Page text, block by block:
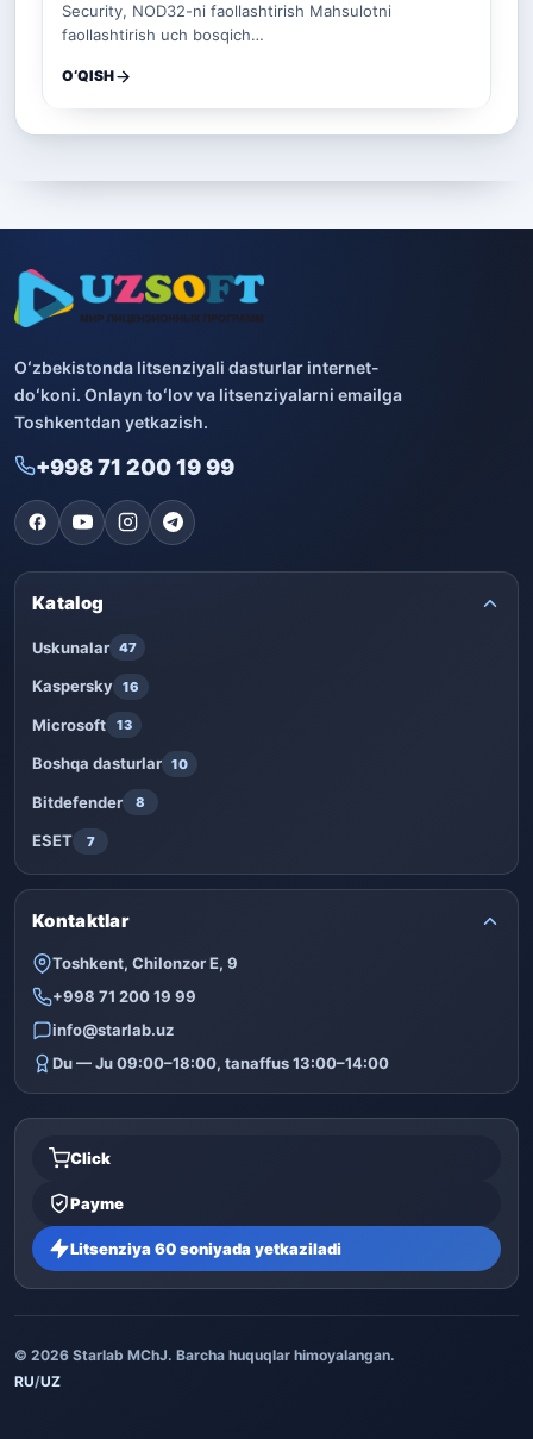
Security, NOD32-ni faollashtirish Mahsulotni
faollashtirish uch bosqich…
O‘QISH
Oʻzbekistonda litsenziyali dasturlar internet-
doʻkoni. Onlayn toʻlov va litsenziyalarni emailga
Toshkentdan yetkazish.
+998 71 200 19 99
Katalog
Uskunalar 47
Kaspersky 16
Microsoft 13
Boshqa dasturlar 10
Bitdefender 8
ESET 7
Kontaktlar
Toshkent, Chilonzor E, 9
+998 71 200 19 99
info@starlab.uz
Du — Ju 09:00–18:00, tanaffus 13:00–14:00
Click
Payme
Litsenziya 60 soniyada yetkaziladi
© 2026 Starlab MChJ. Barcha huquqlar himoyalangan.
RU/UZ